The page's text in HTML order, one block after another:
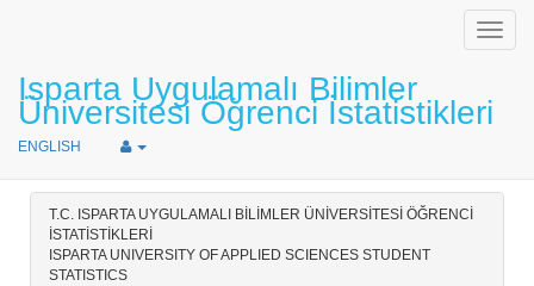
Menü/
Isparta Uygulamalı Bilimler
Üniversitesi Öğrenci İstatistikleri
ENGLISH
T.C. ISPARTA UYGULAMALI BİLİMLER ÜNİVERSİTESİ ÖĞRENCİ
İSTATİSTİKLERİ
ISPARTA UNIVERSITY OF APPLIED SCIENCES STUDENT
STATISTICS